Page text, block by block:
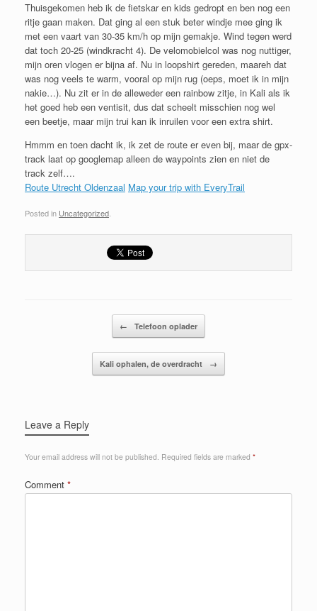
Thuisgekomen heb ik de fietskar en kids gedropt en ben nog een
ritje gaan maken. Dat ging al een stuk beter windje mee ging ik
met een vaart van 30-35 km/h op mijn gemakje. Wind tegen werd
dat toch 20-25 (windkracht 4). De velomobielcol was nog nuttiger,
mijn oren vlogen er bijna af. Nu in loopshirt gereden, maareh dat
was nog veels te warm, vooral op mijn rug (oeps, moet ik in mijn
nakie…). Nu zit er in de alleweder een rainbow zitje, in Kali als ik
het goed heb een ventisit, dus dat scheelt misschien nog wel
een beetje, maar mijn trui kan ik inruilen voor een extra shirt.
Hmmm en toen dacht ik, ik zet de route er even bij, maar de gpx-
track laat op googlemap alleen de waypoints zien en niet de
track zelf….
Route Utrecht Oldenzaal Map your trip with EveryTrail
Posted in Uncategorized
← Telefoon oplader
Kali ophalen, de overdracht →
Leave a Reply
Your email address will not be published. Required fields are marked *
Comment *